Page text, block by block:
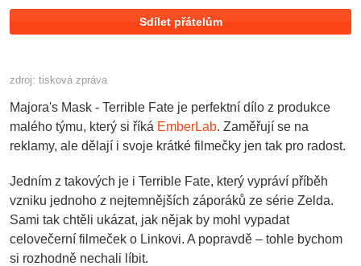
Sdílet přátelům
zdroj: tisková zpráva
Majora's Mask - Terrible Fate je perfektní dílo z produkce
malého týmu, který si říká EmberLab. Zaměřují se na
reklamy, ale dělají i svoje krátké filmečky jen tak pro radost.
Jedním z takových je i Terrible Fate, který vypráví příběh
vzniku jednoho z nejtemnějších záporáků ze série Zelda.
Sami tak chtěli ukázat, jak nějak by mohl vypadat
celovečerní filmeček o Linkovi. A popravdě – tohle bychom
si rozhodně nechali líbit.